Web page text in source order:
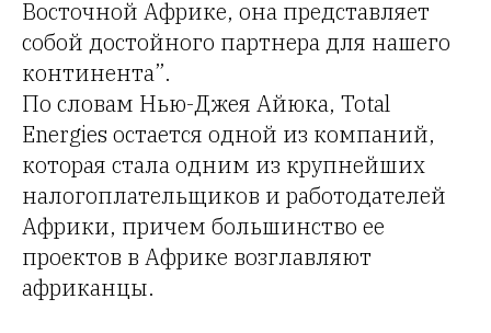
Восточной Африке, она представляет
собой достойного партнера для нашего
континента”.
По словам Нью-Джея Айюка, Total
Energies остается одной из компаний,
которая стала одним из крупнейших
налогоплательщиков и работодателей
Африки, причем большинство ее
проектов в Африке возглавляют
африканцы.